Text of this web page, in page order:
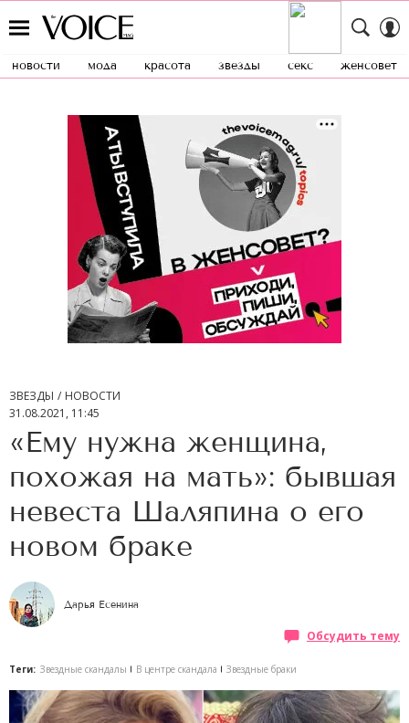
новости мода красота звезды секс женсовет
ЗВЕЗДЫ
НОВОСТИ
31.08.2021, 11:45
«Ему нужна женщина,
похожая на мать»: бывшая
невеста Шаляпина о его
новом браке
Дарья Есенина
Обсудить тему
Теги: Звездные скандалы В центре скандала Звездные браки